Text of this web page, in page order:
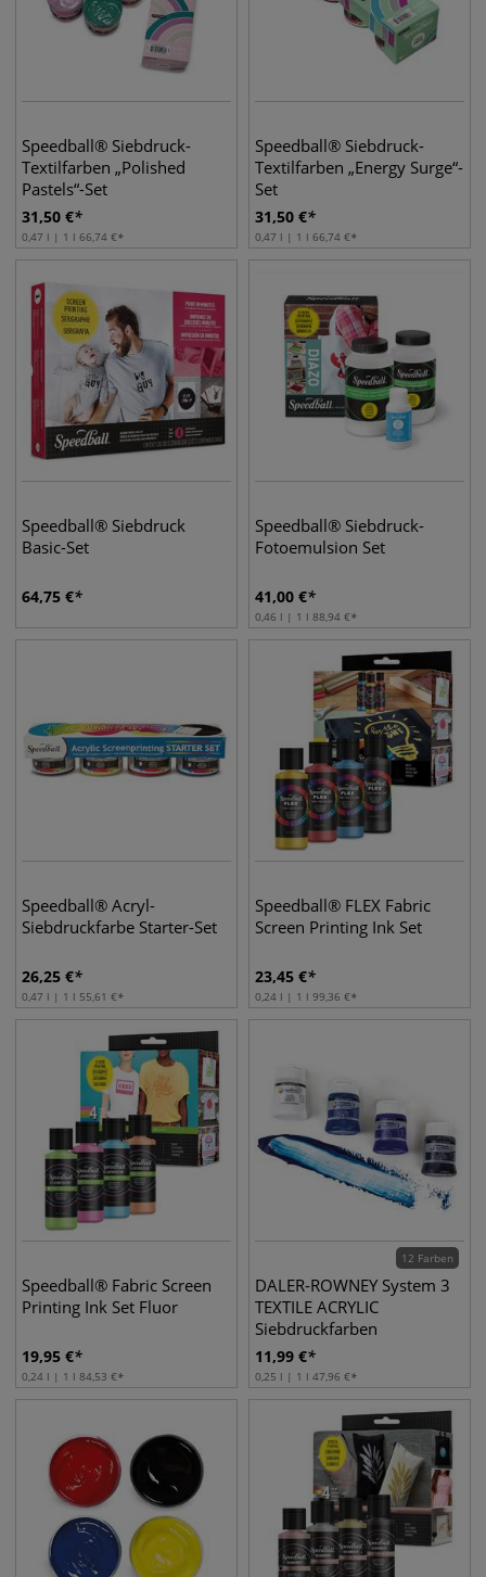
Speedball® Siebdruck-
Textilfarben „Polished
Pastels“-Set
31,50 €
0,47 l | 1 l 66,74 €
Speedball® Siebdruck-
Textilfarben „Energy Surge“-
Set
31,50 €
0,47 l | 1 l 66,74 €
Speedball® Siebdruck
Basic-Set
64,75 €
Speedball® Siebdruck-
Fotoemulsion Set
41,00 €
0,46 l | 1 l 88,94 €
Speedball® Acryl-
Siebdruckfarbe Starter-Set
26,25 €
0,47 l | 1 l 55,61 €
Speedball® FLEX Fabric
Screen Printing Ink Set
23,45 €
0,24 l | 1 l 99,36 €
Speedball® Fabric Screen
Printing Ink Set Fluor
19,95 €
0,24 l | 1 l 84,53 €
12 Farben
DALER-ROWNEY System 3
TEXTILE ACRYLIC
Siebdruckfarben
11,99 €
0,25 l | 1 l 47,96 €